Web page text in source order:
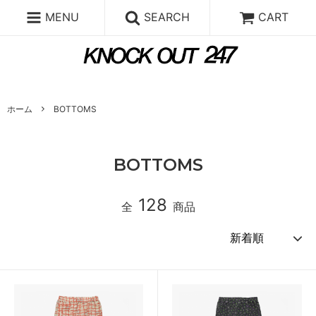
MENU SEARCH CART
ホーム BOTTOMS
BOTTOMS
全 128 商品